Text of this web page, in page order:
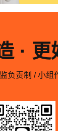
· 更
负责制 / 小组